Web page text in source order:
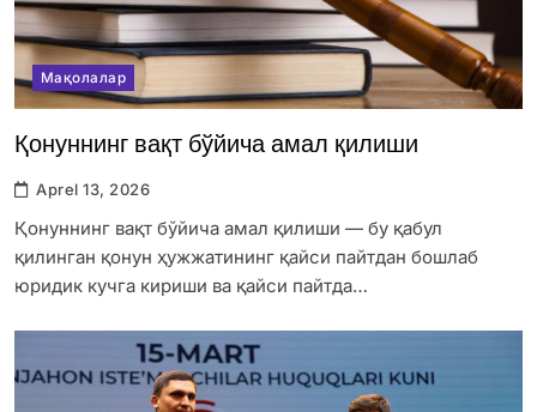
Мақолалар
Қонуннинг вақт бўйича амал қилиши
Aprel 13, 2026
Қонуннинг вақт бўйича амал қилиши — бу қабул
қилинган қонун ҳужжатининг қайси пайтдан бошлаб
юридик кучга кириши ва қайси пайтда…